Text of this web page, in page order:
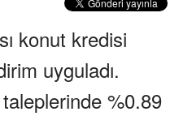
konut kredisi
uyguladı.
%0.89